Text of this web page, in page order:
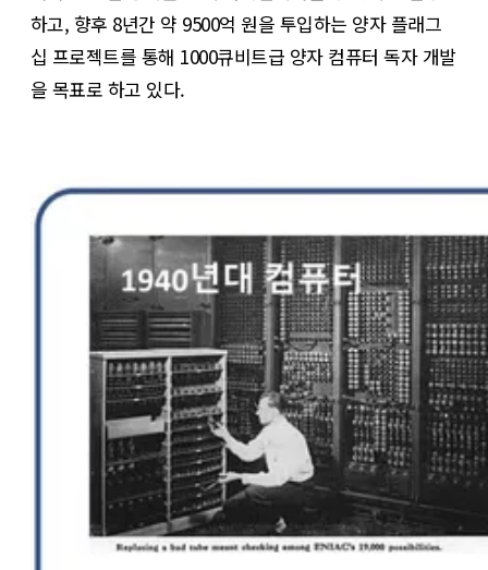
하고, 향후 8년간 약 9500억 원을 투입하는 양자 플래그
십 프로젝트를 통해 1000큐비트급 양자 컴퓨터 독자 개발
을 목표로 하고 있다.